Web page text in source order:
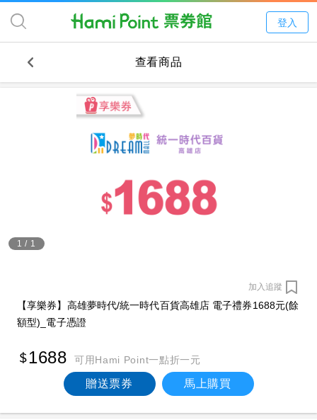
登入
查看商品
1 / 1
加入追蹤
【享樂券】高雄夢時代/統一時代百貨高雄店 電子禮券1688元(餘
額型)_電子憑證
1688 可用Hami Point一點折一元
贈送票券 馬上購買